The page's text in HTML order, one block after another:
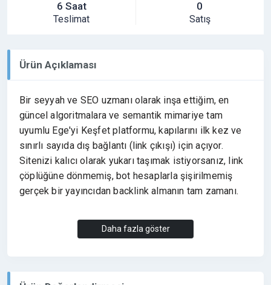
6 Saat
Teslimat
0
Satış
Ürün Açıklaması
Bir seyyah ve SEO uzmanı olarak inşa ettiğim, en
güncel algoritmalara ve semantik mimariye tam
uyumlu Ege'yi Keşfet platformu, kapılarını ilk kez ve
sınırlı sayıda dış bağlantı (link çıkışı) için açıyor.
Sitenizi kalıcı olarak yukarı taşımak istiyorsanız, link
çöplüğüne dönmemiş, bot hesaplarla şişirilmemiş
gerçek bir yayıncıdan backlink almanın tam zamanı.
Neden Ege'yi Keşfet'ten Tanıtım Yazısı
Daha fazla göster